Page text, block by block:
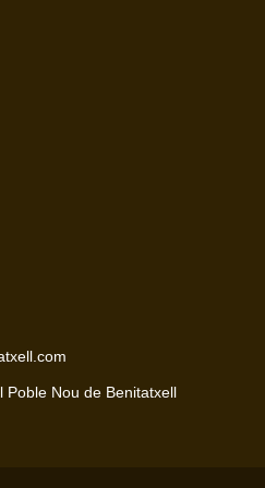
Poble Nou de Benitatxell